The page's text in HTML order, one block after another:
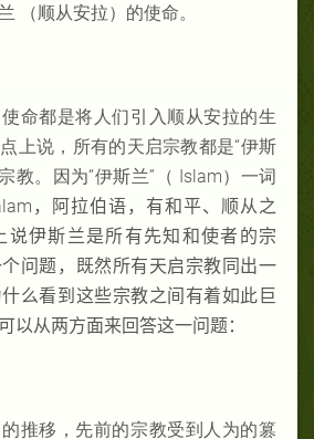
（顺从安拉）的使命。
命都是将人们引入顺从安拉的生
上说，所有的天启宗教都是“伊斯
教。因为“伊斯兰”（ Islam）一词
，阿拉伯语，有和平、顺从之
说伊斯兰是所有先知和使者的宗
问题，既然所有天启宗教同出一
么看到这些宗教之间有着如此巨
以从两方面来回答这一问题：
推移，先前的宗教受到人为的篡